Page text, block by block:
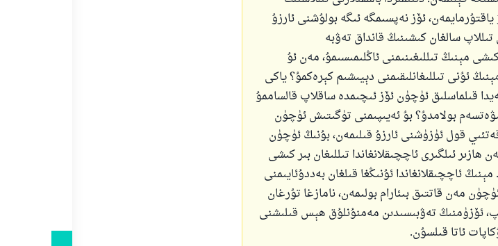
ياقتۇرمايمەن، ئۆز نەپسىمگە ئىگە بولۇشنى ئارزۇ
تىللاپ سالغان كىشىنىڭ قانداق تەۋبە
كىشى مېنىڭ تىللىغىنىمنى ئاڭلىمىسىمۇ، مەن ئۇ
ئۇنى تىللىغانلىقىمنى دېيىشىم كېرەكمۇ؟ ياكى
قىلماسلىق ئۈچۈن ئۆز ئىچىمدە ساقلاپ قالساممۇ
بولامدۇ؟ بۇ ئەيىپىمنى تۈگىتىش ئۈچۈن
قول ئۈزۈشنى ئارزۇ قىلىمەن، بۇنىڭ ئۈچۈن
ئىلگىرى ئاچچىقلانغاندا تىللىغان بىر كىشى
ئاچچىقلانغاندا ئۇنىڭغا قىلغان بەددۇئايىمنى
مەن قاتتىق بىئارام بولىمەن، نامازغا تۇرغان
ئۆزۈمنىڭ تەۋبىسىدىن مەمنۇنلۇق ھېس قىلىشنى
ئاتا قىلسۇن.